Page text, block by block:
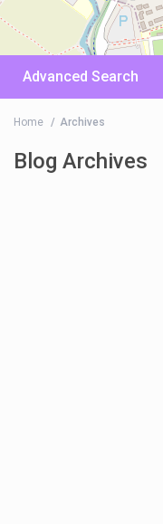
Advanced Search
Home Archives
Blog Archives